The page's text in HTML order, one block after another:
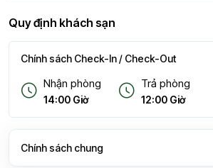
Quy định khách sạn
Chính sách Check-In / Check-Out
Nhận phòng
14:00 Giờ
Trả phòng
12:00 Giờ
Chính sách chung